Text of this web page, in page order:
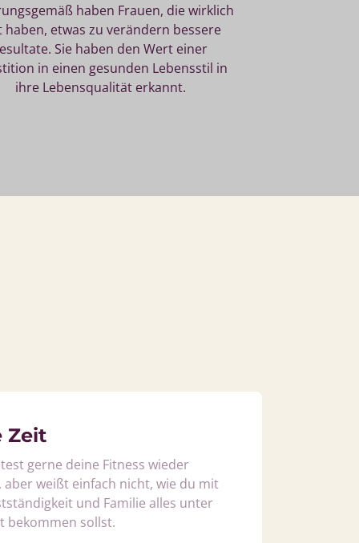
haben Frauen, die
haben, etwas zu verändern
Sie haben den Wert
einer
in einen gesunden Lebensstil
ihre Lebensqualität erkannt.
Zeit
gerne deine Fitness wieder
aber weißt einfach nicht, wie du mit
und Familie alles unter
bekommen sollst.